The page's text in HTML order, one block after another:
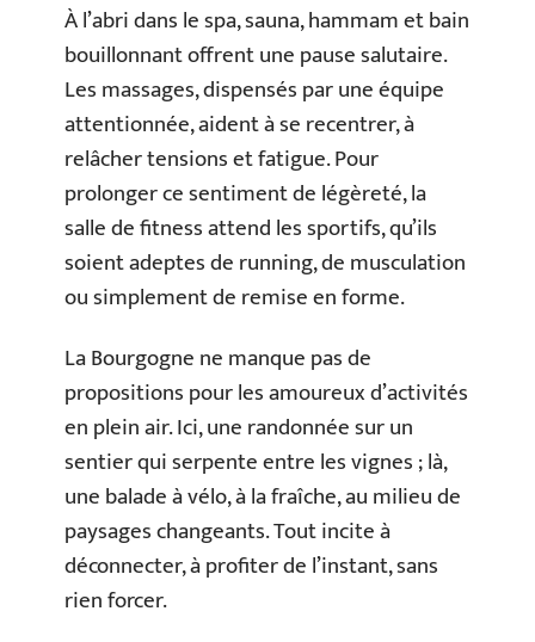
À l’abri dans le spa, sauna, hammam et bain
bouillonnant offrent une pause salutaire.
Les massages, dispensés par une équipe
attentionnée, aident à se recentrer, à
relâcher tensions et fatigue. Pour
prolonger ce sentiment de légèreté, la
salle de fitness attend les sportifs, qu’ils
soient adeptes de running, de musculation
ou simplement de remise en forme.
La Bourgogne ne manque pas de
propositions pour les amoureux d’activités
en plein air. Ici, une randonnée sur un
sentier qui serpente entre les vignes ; là,
une balade à vélo, à la fraîche, au milieu de
paysages changeants. Tout incite à
déconnecter, à profiter de l’instant, sans
rien forcer.